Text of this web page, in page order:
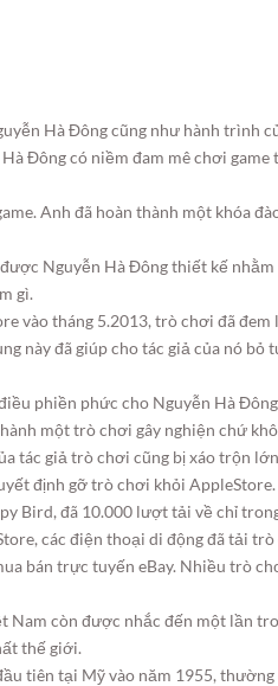
Hà Đông cũng như hành trình
Đông có niềm đam mê chơi
Anh đã hoàn thành một khóa
được Nguyễn Hà Đông thiết kế
gì.
vào tháng 5.2013, trò chơi đã
này đã giúp cho tác giả của nó bỏ
phiền phức cho Nguyễn Hà
một trò chơi gây nghiện chứ
tác giả trò chơi cũng bị xáo trộn
định gỡ trò chơi khỏi
Bird, đã 10.000 lượt tải về chỉ
các điện thoại di động đã tải
bán trực tuyến eBay. Nhiều trò
Nam còn được nhắc đến một lần
thế giới.
tiên tại Mỹ vào năm 1955,